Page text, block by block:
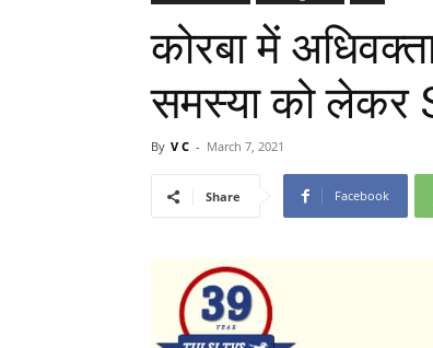
कोरबा में
समस्या को लेकर
By V C - March 7, 2021
Share Facebook